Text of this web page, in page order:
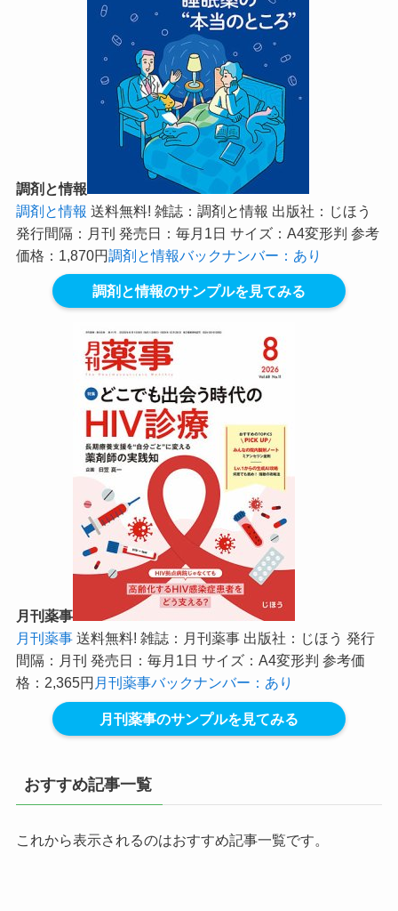
調剤と情報
調剤と情報 送料無料! 雑誌：調剤と情報 出版社：じほう
発行間隔：月刊 発売日：毎月1日 サイズ：A4変形判 参考
価格：1,870円調剤と情報バックナンバー：あり
調剤と情報のサンプルを見てみる
月刊薬事
月刊薬事送料無料! 雑誌：月刊薬事 出版社：じほう 発行
間隔：月刊 発売日：毎月1日 サイズ：A4変形判 参考価
格：2,365円 月刊薬事バックナンバー：あり
月刊薬事のサンプルを見てみる
おすすめ記事一覧
これから表示されるのはおすすめ記事一覧です。